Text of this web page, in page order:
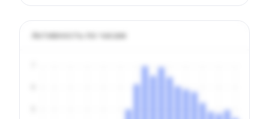
Активность по часам